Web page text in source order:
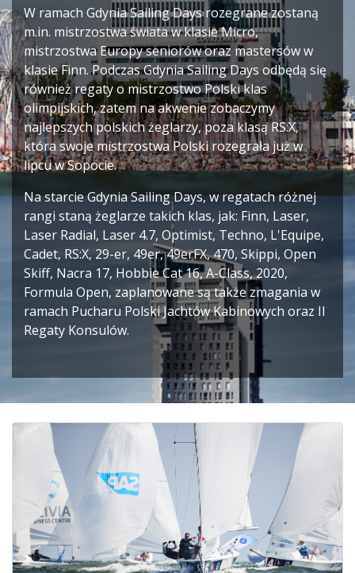
W ramach Gdynia Sailing Days rozegrane zostaną
m.in. mistrzostwa świata w klasie Micro,
mistrzostwa Europy seniorów oraz mastersów w
klasie Finn. Podczas Gdynia Sailing Days odbędą się
również regaty o mistrzostwo Polski klas
olimpijskich, zatem na akwenie zobaczymy
najlepszych polskich żeglarzy, poza klasą RS:X,
która swoje mistrzostwa Polski rozegrała już w
lipcu w Sopocie.
Na starcie Gdynia Sailing Days, w regatach różnej
rangi staną żeglarze takich klas, jak: Finn, Laser,
Laser Radial, Laser 4.7, Optimist, Techno, L'Equipe,
Cadet, RS:X, 29-er, 49er, 49erFX, 470, Skippi, Open
Skiff, Nacra 17, Hobbie Cat 16, A-Class, 2020,
Formula Open, zaplanowane są także zmagania w
ramach Pucharu Polski Jachtów Kabinowych oraz II
Regaty Konsulów.